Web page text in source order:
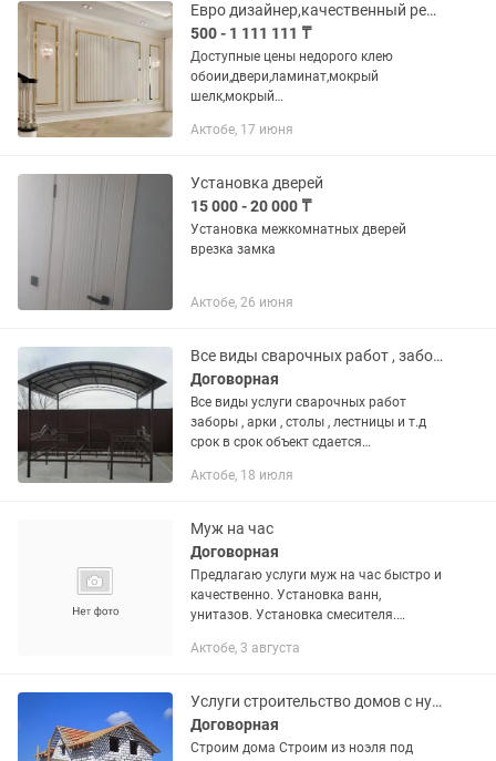
Евро дизайнер,качественный ремонт квартир ,домов,двери ,обои,декоративный,
500 - 1 111 111 ₸
Доступные цены недорого клею
обоии,двери,ламинат,мокрый
шелк,мокрый
ремонт,евро ремонт, т,б
Актобе, 17 июня
Установка дверей
15 000 - 20 000 ₸
Установка межкомнатных дверей
врезка замка
Актобе, 26 июня
Все виды сварочных работ , заборы, двери , арки стаж более 15 лет
Договорная
Все виды услуги сварочных работ
заборы , арки , столы , лестницы и т.д
срок в срок объект сдается
сам лично , цены договорные
рыночных,...
Актобе, 18 июля
Муж на час
Договорная
Предлагаю услуги муж на час быстро и
качественно. Установка ванн,
унитазов. Установка смесителя.
Установка плинтусов. Установка
Актобе, 3 августа
Услуги строительство домов с нуля
Договорная
Строим дома Строим из ноэля под